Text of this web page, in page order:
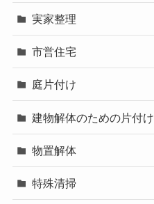
実家整理
市営住宅
庭片付け
建物解体のための片付け
物置解体
特殊清掃